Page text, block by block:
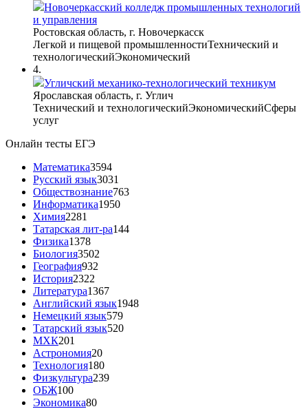
Новочеркасский колледж промышленных технологий
и управления
Ростовская область, г. Новочеркасск
Легкой и пищевой промышленностиТехнический и
технологическийЭкономический
4.
Угличский механико-технологический техникум
Ярославская область, г. Углич
Технический и технологическийЭкономическийСферы
услуг
Онлайн тесты ЕГЭ
Математика3594
Русский язык3031
Обществознание763
Информатика1950
Химия2281
Татарская лит-ра144
Физика1378
Биология3502
География932
История2322
Литература1367
Английский язык1948
Немецкий язык579
Татарский язык520
МХК201
Астрономия20
Технология180
Физкультура239
ОБЖ100
Экономика80